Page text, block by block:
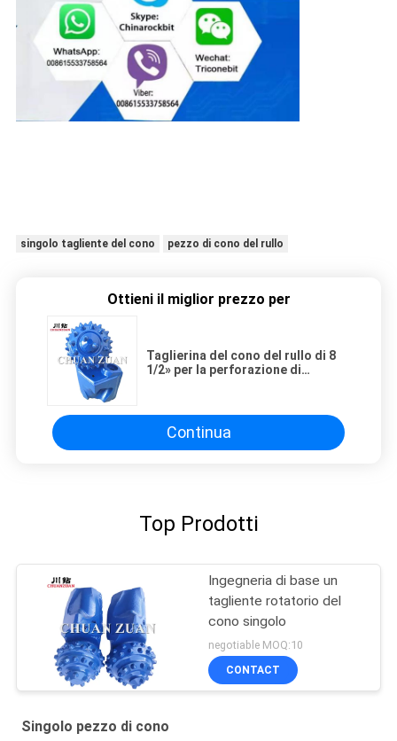
singolo tagliente del cono pezzo di cono del rullo
Ottieni il miglior prezzo per
Taglierina del cono del rullo di 8
1/2» per la perforazione di
Continua
Top Prodotti
Ingegneria di base un
tagliente rotatorio del
cono singolo
negotiable MOQ:10
CONTACT
Singolo pezzo di cono